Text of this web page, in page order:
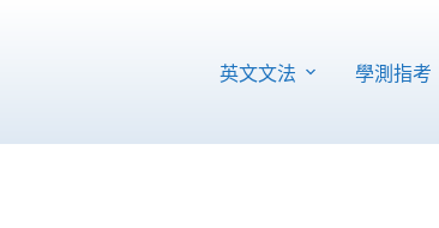
英文文法 學測指考